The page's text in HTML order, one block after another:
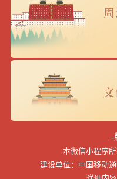
-
本微信小程序
建设单位：中国移动